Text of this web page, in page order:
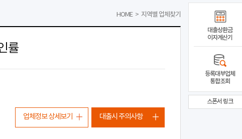
HOME > 지역별 업체찾기
률
업체정보 상세보기 대출시 주의사항
대출상환금
이자계산기
등록대부업체
통합조회
스폰서 링크